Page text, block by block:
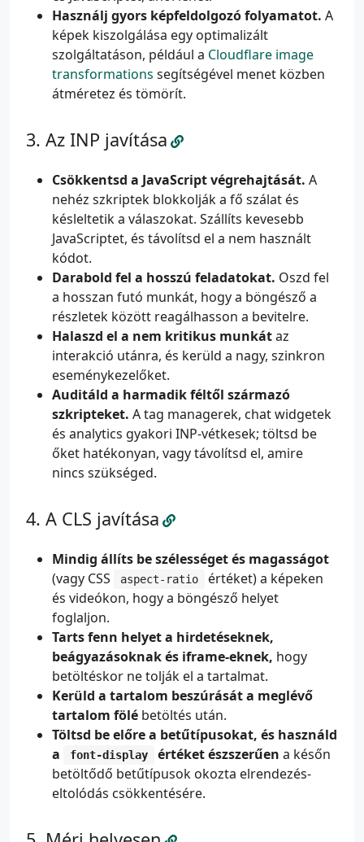
Használj gyors képfeldolgozó folyamatot. A
képek kiszolgálása egy optimalizált
szolgáltatáson, például a Cloudflare image
transformations segítségével menet közben
átméretez és tömörít.
Az INP javítása
Csökkentsd a JavaScript végrehajtását. A
nehéz szkriptek blokkolják a fő szálat és
késleltetik a válaszokat. Szállíts kevesebb
JavaScriptet, és távolítsd el a nem használt
kódot.
Darabold fel a hosszú feladatokat. Oszd fel
a hosszan futó munkát, hogy a böngésző a
részletek között reagálhasson a bevitelre.
Halaszd el a nem kritikus munkátaz
interakció utánra, és kerüld a nagy, szinkron
eseménykezelőket.
Auditáld a harmadik féltől származó
szkripteket. A tag managerek, chat widgetek
és analytics gyakori INP-vétkesek; töltsd be
őket hatékonyan, vagy távolítsd el, amire
nincs szükséged.
A CLS javítása
Mindig állíts be szélességet és magasságot
(vagy CSS
aspect-ratio
értéket) a képeken
és videókon, hogy a böngésző helyet
foglaljon.
Tarts fenn helyet a hirdetéseknek,
beágyazásoknak és iframe-eknek, hogy
betöltéskor ne tolják el a tartalmat.
Kerüld a tartalom beszúrását a meglévő
tartalom fölé betöltés után.
Töltsd be előre a betűtípusokat, és használd
a
font-display értéket észszerűen a későn
betöltődő betűtípusok okozta elrendezés-
eltolódás csökkentésére.